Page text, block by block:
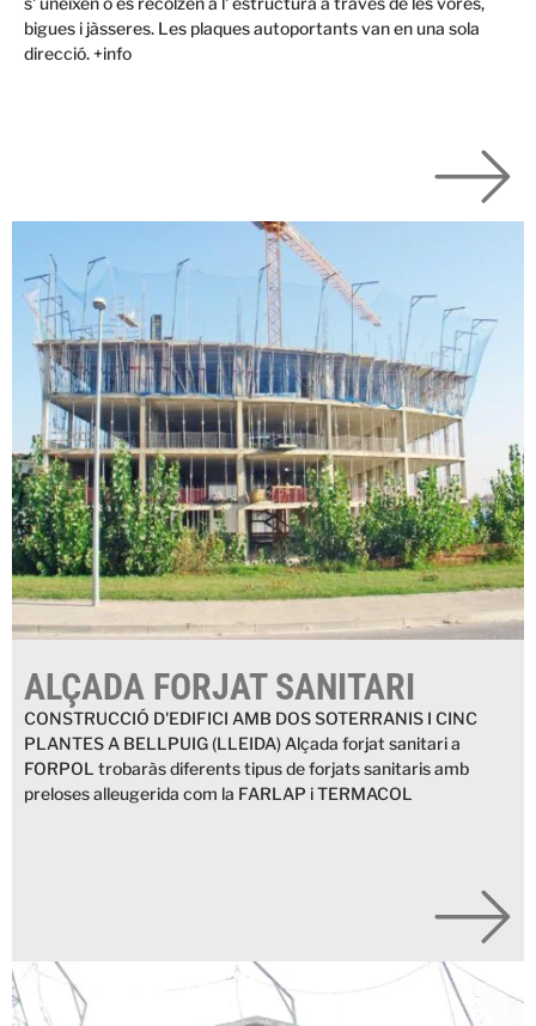
bigues i jàsseres. Les plaques autoportants van en una sola
direcció. +info
ALÇADA FORJAT SANITARI
CONSTRUCCIÓ D'EDIFICI AMB DOS SOTERRANIS I CINC
PLANTES A BELLPUIG (LLEIDA) Alçada forjat sanitari a
FORPOL trobaràs diferents tipus de forjats sanitaris amb
preloses alleugerida com la FARLAP i TERMACOL